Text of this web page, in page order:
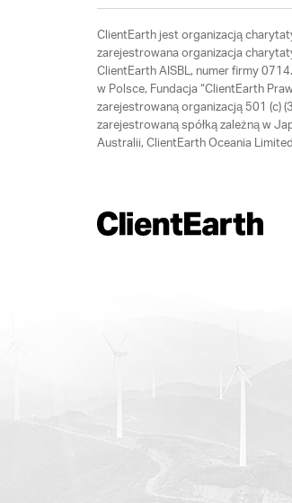
ClientEarth jest organizacją
zarejestrowana organizacja
ClientEarth AISBL, numer firmy
w Polsce, Fundacja “ClientEarth
zarejestrowaną organizacją 501 (c)
zarejestrowaną spółką zależną w
Australii, ClientEarth Oceania